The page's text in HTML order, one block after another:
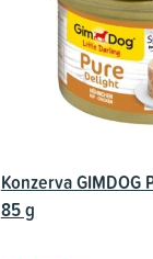
Konzerva GIMDOG
85 g